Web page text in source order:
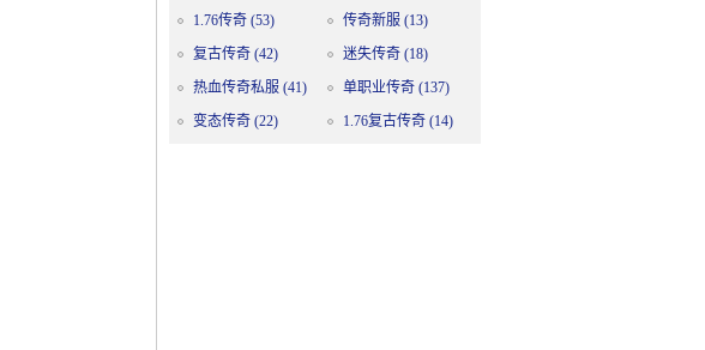
1.76传奇 (53) 传奇新服 (13)
复古传奇 (42) 迷失传奇 (18)
热血传奇私服 (41) 单职业传奇 (137)
变态传奇 (22) 1.76复古传奇 (14)